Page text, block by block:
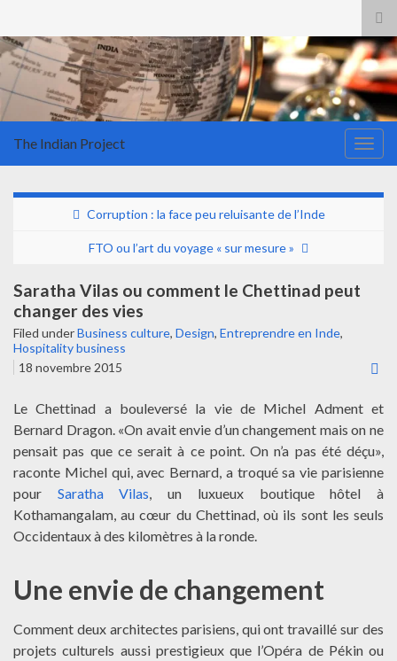
The Indian Project
Corruption : la face peu reluisante de l’Inde
FTO ou l’art du voyage « sur mesure »
Saratha Vilas ou comment le Chettinad peut
changer des vies
Filed underBusiness culture, Design, Entreprendre en Inde,
Hospitality business
18 novembre 2015
Le Chettinad a bouleversé la vie de Michel Adment et
Bernard Dragon. «On avait envie d’un changement mais on ne
pensait pas que ce serait à ce point. On n’a pas été déçu»,
raconte Michel qui, avec Bernard, a troqué sa vie parisienne
pour Saratha Vilas , un luxueux boutique hôtel à
Kothamangalam, au cœur du Chettinad, où ils sont les seuls
Occidentaux à des kilomètres à la ronde.
Une envie de changement
Comment deux architectes parisiens, qui ont travaillé sur des
projets culturels aussi prestigieux que l’Opéra de Pékin ou